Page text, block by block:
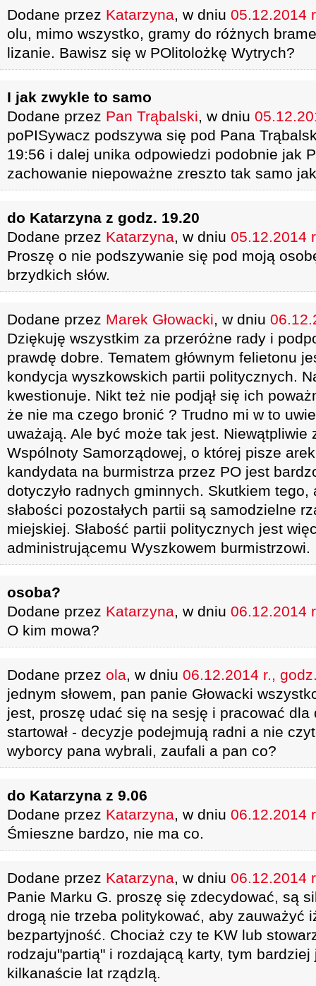
Dodane przez Katarzyna, w dniu 05.12.2014
olu, mimo wszystko, gramy do różnych
lizanie. Bawisz się w POlitolożkę Wytrych?
I jak zwykle to samo
Dodane przez Pan Trąbalski, w dniu
poPISywacz podszywa się pod Pana
19:56 i dalej unika odpowiedzi podobnie jak
zachowanie niepoważne zreszto tak samo
do Katarzyna z godz. 19.20
Dodane przez Katarzyna, w dniu 05.12.2014
Proszę o nie podszywanie się pod moją
brzydkich słów.
Dodane przez Marek Głowacki, w dniu
Dziękuję wszystkim za przeróżne rady i
prawdę dobre. Tematem głównym felietonu
kondycja wyszkowskich partii politycznych.
kwestionuje. Nikt też nie podjął się ich
że nie ma czego bronić ? Trudno mi w to
uważają. Ale być może tak jest. Niewątpliwie
Wspólnoty Samorządowej, o której pisze
kandydata na burmistrza przez PO jest
dotyczyło radnych gminnych. Skutkiem
słabości pozostałych partii są samodzielne
miejskiej. Słabość partii politycznych jest
administrującemu Wyszkowem burmistrzowi.
osoba?
Dodane przez Katarzyna, w dniu 06.12.2014
O kim mowa?
Dodane przez ola, w dniu 06.12.2014 r.,
jednym słowem, pan panie Głowacki
jest, proszę udać się na sesję i pracować dla
startował - decyzje podejmują radni a nie
wyborcy pana wybrali, zaufali a pan co?
do Katarzyna z 9.06
Dodane przez Katarzyna, w dniu 06.12.2014
Śmieszne bardzo, nie ma co.
Dodane przez Katarzyna, w dniu 06.12.2014
Panie Marku G. proszę się zdecydować, są
drogą nie trzeba politykować, aby zauważyć
bezpartyjność. Chociaż czy te KW lub
rodzaju"partią" i rozdającą karty, tym
kilkanaście lat rządzlą.